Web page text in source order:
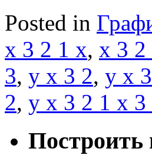
Posted in
x 3 2 1 x, x 3 2
3, y x 3 2, y x
2, y x 3 2 1 x 3